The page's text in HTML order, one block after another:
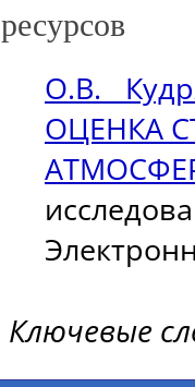
ресурсов
О.В.
ОЦЕНКА
Ключевые